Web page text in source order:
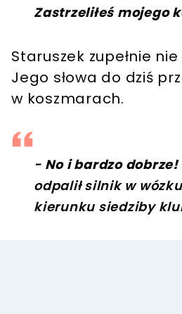
Zastrzeliłeś mojego
Staruszek zupełnie
Jego słowa do dziś
w koszmarach.
- No i bardzo
odpalił silnik w
kierunku siedziby